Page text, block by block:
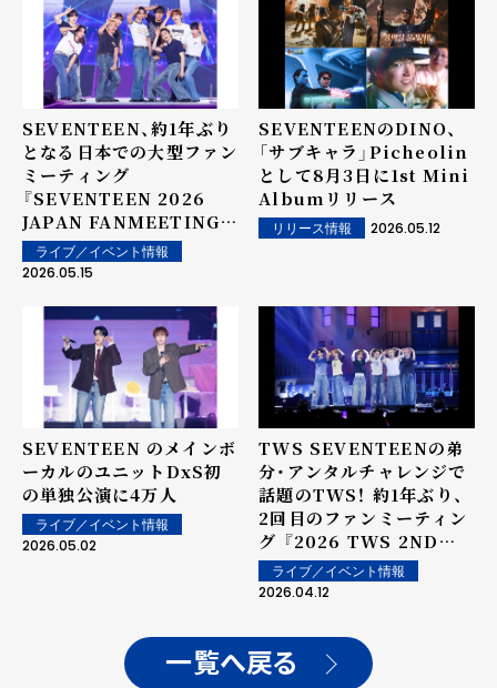
SEVENTEEN、約1年ぶり
となる日本での大型ファン
ミーティング
『SEVENTEEN 2026
JAPAN FANMEETING
'YAKUSOKU'』がスター
ト！
ライブ／イベント情報
2026.05.15
SEVENTEENのDINO、
「サブキャラ」Picheolin
として8月3日に1st Mini
Albumリリース
リリース情報 2026.05.12
SEVENTEEN のメインボ
ーカルのユニットDxS初
の単独公演に4万人
ライブ／イベント情報
2026.05.02
TWS SEVENTEENの弟
分・アンタルチャレンジで
話題のTWS！ 約1年ぶり、
2回目のファンミーティン
グ 『2026 TWS 2ND
FANMEETING
<42:CLUB> IN JAPAN』
ライブ／イベント情報
2026.04.12
一覧へ戻る